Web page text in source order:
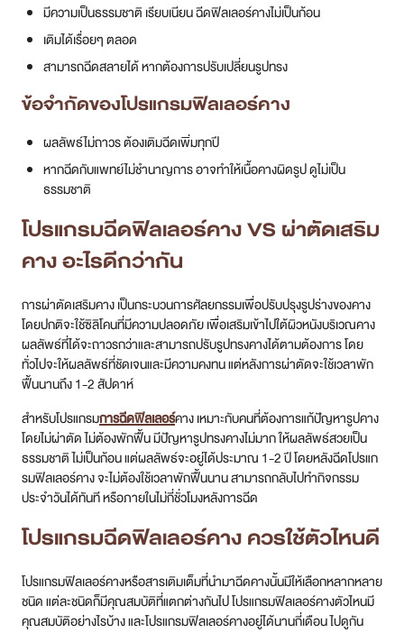
มีความเป็นธรรมชาติ เรียบเนียน ฉีดฟิลเลอร์คางไม่เป็นก้อน
เติมได้เรื่อยๆ ตลอด
สามารถฉีดสลายได้ หากต้องการปรับเปลี่ยนรูปทรง
ข้อจำกัดของโปรแกรมฟิลเลอร์คาง
ผลลัพธ์ไม่ถาวร ต้องเติมฉีดเพิ่มทุกปี
หากฉีดกับแพทย์ไม่ชำนาญการ อาจทำให้เนื้อคางผิดรูป ดูไม่เป็น
ธรรมชาติ
โปรแกรมฉีดฟิลเลอร์คาง VS ผ่าตัดเสริม
คาง อะไรดีกว่ากัน
การผ่าตัดเสริมคาง เป็นกระบวนการศัลยกรรมเพื่อปรับปรุงรูปร่างของคาง
โดยปกติจะใช้ซิลิโคนที่มีความปลอดภัย เพื่อเสริมเข้าไปใต้ผิวหนังบริเวณคาง
ผลลัพธ์ที่ได้จะถาวรกว่าและสามารถปรับรูปทรงคางได้ตามต้องการ โดย
ทั่วไปจะให้ผลลัพธ์ที่ชัดเจนและมีความคงทน แต่หลังการผ่าตัดจะใช้เวลาพัก
ฟื้นนานถึง 1-2 สัปดาห์
สำหรับโปรแกรมการฉีดฟิลเลอร์คาง เหมาะกับคนที่ต้องการแก้ปัญหารูปคาง
โดยไม่ผ่าตัด ไม่ต้องพักฟื้น มีปัญหารูปทรงคางไม่มาก ให้ผลลัพธ์สวยเป็น
ธรรมชาติ ไม่เป็นก้อน แต่ผลลัพธ์จะอยู่ได้ประมาณ 1-2 ปี โดยหลังฉีดโปรแก
รมฟิลเลอร์คาง จะไม่ต้องใช้เวลาพักฟื้นนาน สามารถกลับไปทำกิจกรรม
ประจำวันได้ทันที หรือภายในไม่กี่ชั่วโมงหลังการฉีด
โปรแกรมฉีดฟิลเลอร์คาง ควรใช้ตัวไหนดี
โปรแกรมฟิลเลอร์คางหรือสารเติมเต็มที่นำมาฉีดคางนั้นมีให้เลือกหลากหลาย
ชนิด แต่ละชนิดก็มีคุณสมบัติที่แตกต่างกันไป โปรแกรมฟิลเลอร์คางตัวไหนมี
คุณสมบัติอย่างไรบ้าง และโปรแกรมฟิลเลอร์คางอยู่ได้นานกี่เดือน ไปดูกัน